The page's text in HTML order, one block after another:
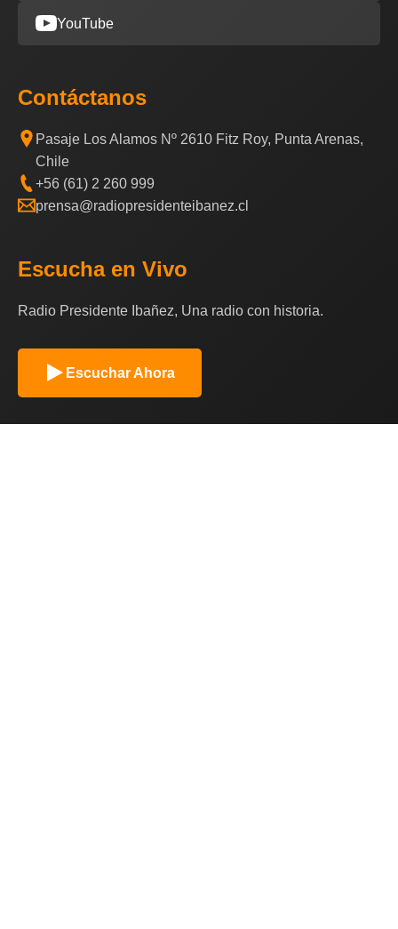
YouTube
Contáctanos
Pasaje Los Alamos Nº 2610 Fitz Roy, Punta Arenas,
Chile
+56 (61) 2 260 999
prensa@radiopresidenteibanez.cl
Escucha en Vivo
Radio Presidente Ibañez, Una radio con historia.
Escuchar Ahora